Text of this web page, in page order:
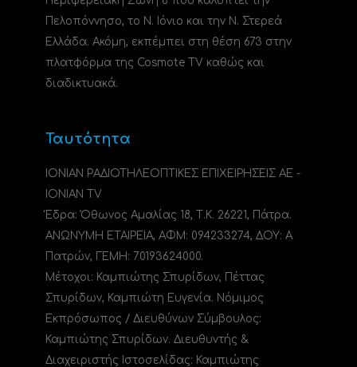
Πελοπόννησο, το N. Ιόνιο και την Ν. Στερεά
Ελλάδα. Ακόμη, εκπέμπει στη θέση 673 στην
πλατφόρμα της Cosmote TV καθώς και
διαδικτυακά.
Ταυτότητα
ΙΟΝΙΑΝ ΡΑΔΙΟΤΗΛΕΟΠΤΙΚΕΣ ΕΠΙΧΕΙΡΗΣΕΙΣ ΑΕ -
IONIAN TV
Έδρα: Όθωνος Αμαλίας 18, Τ.Κ. 26221, Πάτρα.
ΑΝΩΝΥΜΗ ΕΤΑΙΡΕΙΑ, ΑΦΜ: 094233274, ΔΟΥ: A
Πατρών, ΓΕΜΗ: 70193624000.
Μέτοχοι: Καμπιώτης Σπυρίδων, Πέττας
Σπυρίδων, Καμπιώτη Ευγενία. Νόμιμος
Εκπρόσωπος / Διευθύνων Σύμβουλος:
Καμπιώτης Σπυρίδων. Διευθυντής &
Διαχειριστής Ιστοσελίδας: Καμπιώτης